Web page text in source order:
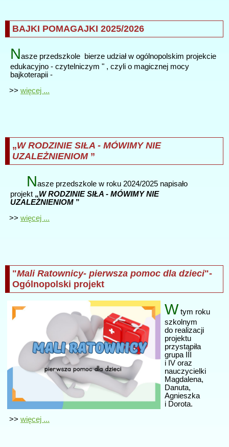
BAJKI POMAGAJKI 2025/2026
Nasze przedszkole bierze udział w ogólnopolskim projekcie
edukacyjno - czytelniczym " , czyli o magicznej mocy
bajkoterapii -
>> więcej ...
„W RODZINIE SIŁA - MÓWIMY NIE
UZALEŻNIENIOM ”
Nasze przedszkole w roku 2024/2025 napisało
projekt „W RODZINIE SIŁA - MÓWIMY NIE
UZALEŻNIENIOM ”
>> więcej ...
"Mali Ratownicy- pierwsza pomoc dla dzieci"-
Ogólnopolski projekt
W tym roku
szkolnym
do realizacji
projektu
przystąpiła
grupa III
i IV oraz
nauczycielki
Magdalena,
Danuta,
Agnieszka
i Dorota.
>> więcej ...